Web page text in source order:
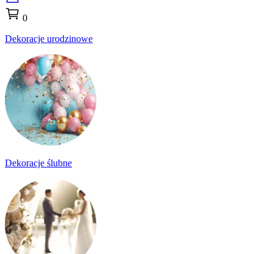
0
Dekoracje urodzinowe
Dekoracje ślubne